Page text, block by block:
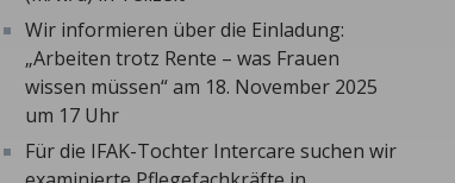
Wir informieren über die Einladung:
„Arbeiten trotz Rente – was Frauen
wissen müssen“ am 18. November 2025
um 17 Uhr
Für die IFAK-Tochter Intercare suchen wir